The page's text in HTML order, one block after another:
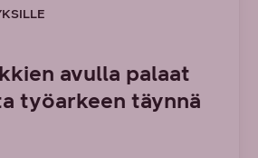
avulla palaat
työarkeen täynnä